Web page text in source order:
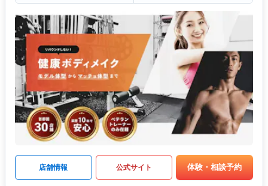
店舗情報 公式サイト 体験・相談予約